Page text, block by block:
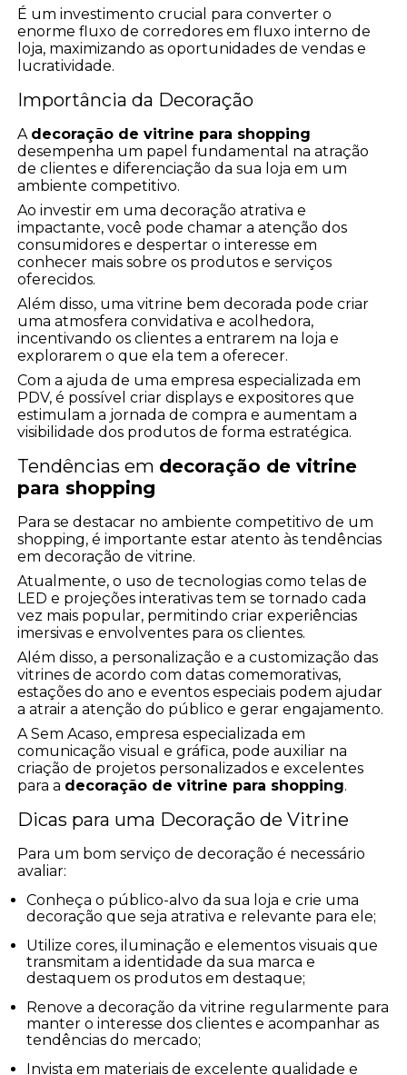
É um investimento crucial para converter o
enorme fluxo de corredores em fluxo interno de
loja, maximizando as oportunidades de vendas e
lucratividade.
Importância da Decoração
A decoração de vitrine para shopping
desempenha um papel fundamental na atração
de clientes e diferenciação da sua loja em um
ambiente competitivo.
Ao investir em uma decoração atrativa e
impactante, você pode chamar a atenção dos
consumidores e despertar o interesse em
conhecer mais sobre os produtos e serviços
oferecidos.
Além disso, uma vitrine bem decorada pode criar
uma atmosfera convidativa e acolhedora,
incentivando os clientes a entrarem na loja e
explorarem o que ela tem a oferecer.
Com a ajuda de uma empresa especializada em
PDV, é possível criar displays e expositores que
estimulam a jornada de compra e aumentam a
visibilidade dos produtos de forma estratégica.
Tendências em decoração de vitrine
para shopping
Para se destacar no ambiente competitivo de um
shopping, é importante estar atento às tendências
em decoração de vitrine.
Atualmente, o uso de tecnologias como telas de
LED e projeções interativas tem se tornado cada
vez mais popular, permitindo criar experiências
imersivas e envolventes para os clientes.
Além disso, a personalização e a customização das
vitrines de acordo com datas comemorativas,
estações do ano e eventos especiais podem ajudar
a atrair a atenção do público e gerar engajamento.
A Sem Acaso, empresa especializada em
comunicação visual e gráfica, pode auxiliar na
criação de projetos personalizados e excelentes
para a decoração de vitrine para shopping.
Dicas para uma Decoração de Vitrine
Para um bom serviço de decoração é necessário
avaliar:
Conheça o público-alvo da sua loja e crie uma
decoração que seja atrativa e relevante para ele;
Utilize cores, iluminação e elementos visuais que
transmitam a identidade da sua marca e
destaquem os produtos em destaque;
Renove a decoração da vitrine regularmente para
manter o interesse dos clientes e acompanhar as
tendências do mercado;